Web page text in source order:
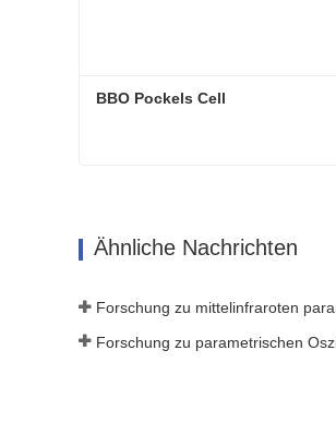
BBO Pockels Cell
Ähnliche Nachrichten